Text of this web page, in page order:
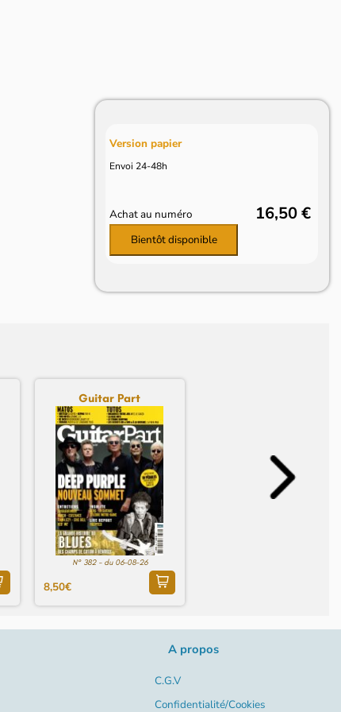
Version papier
Envoi 24-48h
Achat au numéro 16,50 €
Bientôt disponible
Guitar Part
N° 382 - du 06-08-26
8,50€
A propos
C.G.V
Confidentialité/Cookies